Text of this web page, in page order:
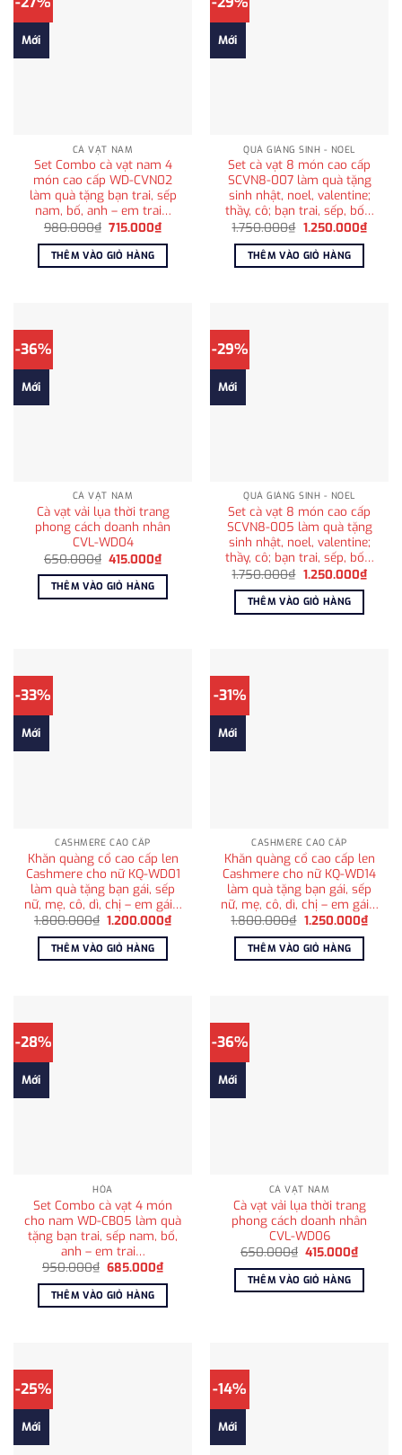
Mới
CÀ VẠT NAM
Set Combo cà vạt nam 4
món cao cấp WD-CVN02
làm quà tặng bạn trai, sếp
nam, bố, anh – em trai…
980.000₫ Giá
là:
980.000₫.
715.000₫Giá
hiện
tại
715.000₫.
THÊM VÀO GIỎ HÀNG
Mới
QUÀ GIÁNG SINH - NOEL
Set cà vạt 8 món cao cấp
SCVN8-007 làm quà tặng
sinh nhật, noel, valentine;
thầy, cô; bạn trai, sếp, bố…
1.750.000₫ Giá
là:
1.750.000₫.
1.250.000₫Giá
hiện
THÊM VÀO GIỎ HÀNG
-36%
Mới
CÀ VẠT NAM
Cà vạt vải lụa thời trang
phong cách doanh nhân
CVL-WD04
650.000₫ Giá
là:
650.000₫.
415.000₫Giá
hiện
tại
415.000₫.
THÊM VÀO GIỎ HÀNG
-29%
Mới
QUÀ GIÁNG SINH - NOEL
Set cà vạt 8 món cao cấp
SCVN8-005 làm quà tặng
sinh nhật, noel, valentine;
thầy, cô; bạn trai, sếp, bố…
1.750.000₫ Giá
là:
1.750.000₫.
1.250.000₫Giá
hiện
THÊM VÀO GIỎ HÀNG
-33%
Mới
CASHMERE CAO CẤP
Khăn quàng cổ cao cấp len
Cashmere cho nữ KQ-WD01
làm quà tặng bạn gái, sếp
nữ, mẹ, cô, dì, chị – em gái…
1.800.000₫ Giá
là:
1.800.000₫.
1.200.000₫Giá
hiện
1.200.000₫.
THÊM VÀO GIỎ HÀNG
-31%
Mới
CASHMERE CAO CẤP
Khăn quàng cổ cao cấp len
Cashmere cho nữ KQ-WD14
làm quà tặng bạn gái, sếp
nữ, mẹ, cô, dì, chị – em gái…
1.800.000₫ Giá
là:
1.800.000₫.
1.250.000₫Giá
hiện
THÊM VÀO GIỎ HÀNG
-28%
Mới
HỎA
Set Combo cà vạt 4 món
cho nam WD-CB05 làm quà
tặng bạn trai, sếp nam, bố,
anh – em trai…
950.000₫ Giá
là:
950.000₫.
685.000₫Giá
hiện
tại
685.000₫.
THÊM VÀO GIỎ HÀNG
-36%
Mới
CÀ VẠT NAM
Cà vạt vải lụa thời trang
phong cách doanh nhân
CVL-WD06
650.000₫ Giá
là:
650.000₫.
415.000₫Giá
hiện
tại
THÊM VÀO GIỎ HÀNG
-25%
Mới
-14%
Mới